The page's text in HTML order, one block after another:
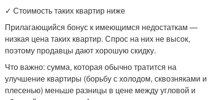
✓ Стоимость таких квартир ниже
Прилагающийся бонус к имеющимся недостаткам —
низкая цена таких квартир. Спрос на них не высок,
поэтому продавцы дают хорошую скидку.
Что важно: сумма, которая обычно тратится на
улучшение квартиры (борьбу с холодом, сквозняками и
плесенью) меньше разницы в цене между угловой и